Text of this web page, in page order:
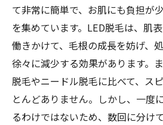
て非常に簡単で、お肌にも負担が
を集めています。LED脱毛は、肌
働きかけて、毛根の成長を妨げ、
徐々に減少する効果があります。
脱毛やニードル脱毛に比べて、ス
とんどありません。しかし、一度
るわけではないため、数回に分け